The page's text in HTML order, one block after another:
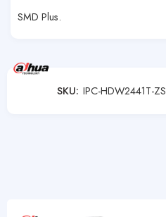
SMD Plus.
SKU: IPC-HDW2441T-ZS